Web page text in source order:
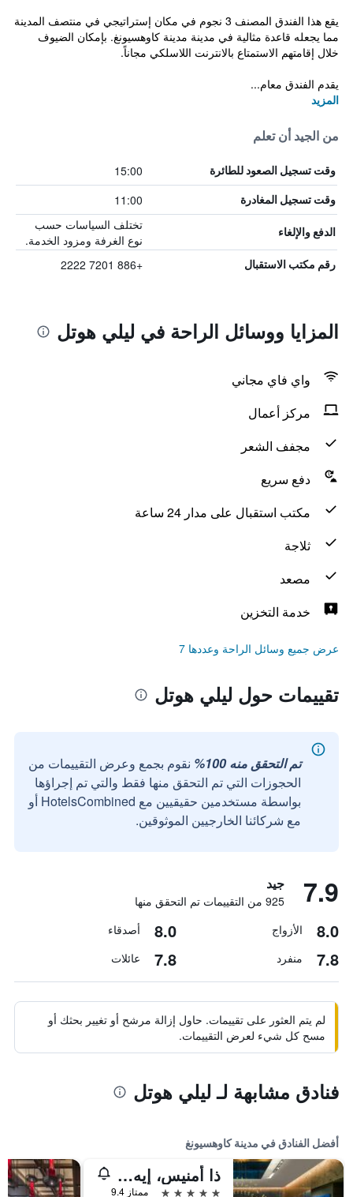
يقع هذا الفندق المصنف 3 نجوم في مكان إستراتيجي في منتصف المدينة
مما يجعله قاعدة مثالية في مدينة مدينة كاوهسيونغ. بإمكان الضيوف
خلال إقامتهم الاستمتاع بالانترنت اللاسلكي مجاناً.
يقدم الفندق معام...
المزيد
من الجيد أن تعلم
وقت تسجيل الصعود للطائرة 15:00
وقت تسجيل المغادرة 11:00
الدفع والإلغاء
تختلف السياسات حسب
نوع الغرفة ومزود الخدمة.
رقم مكتب الاستقبال +886 7201 2222
المزايا ووسائل الراحة في ليلي هوتل
واي فاي مجاني
مركز أعمال
مجفف الشعر
دفع سريع
مكتب استقبال على مدار 24 ساعة
ثلاجة
مصعد
خدمة التخزين
عرض جميع وسائل الراحة وعددها 7
تقييمات حول ليلي هوتل
تم التحقق منه 100%
نقوم بجمع وعرض التقييمات من
الحجوزات التي تم التحقق منها فقط والتي تم إجراؤها
بواسطة مستخدمين حقيقيين مع HotelsCombined أو
مع شركائنا الخارجيين الموثوقين.
7.9 جيد
925 من التقييمات تم التحقق منها
8.0 الأزواج 8.0 أصدقاء
7.8 منفرد 7.8 عائلات
لم يتم العثور على تقييمات. حاول إزالة مرشح أو تغيير بحثك أو
مسح كل شيء لعرض التقييمات.
فنادق مشابهة لـ ليلي هوتل
أفضل الفنادق في مدينة كاوهسيونغ
ذا أمنيس، إيه لاكشري كوليكشن هوتل، كاوهسيونج
5 نجوم ممتاز 9.4